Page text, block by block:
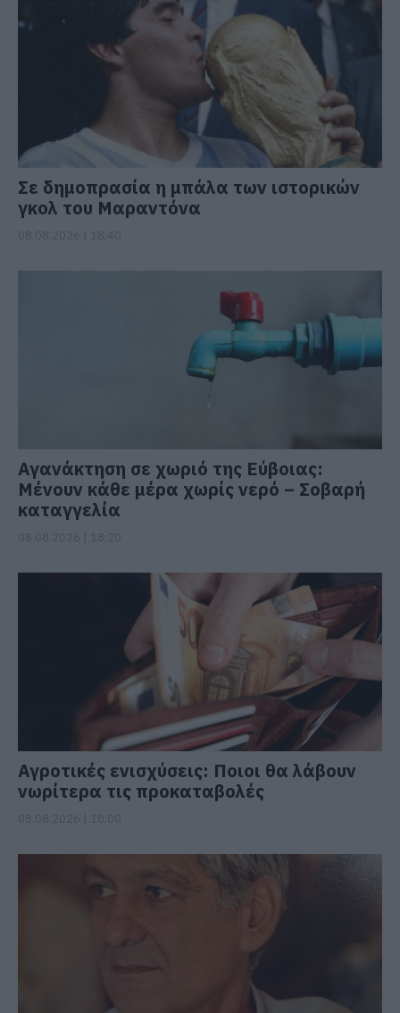
Σε δημοπρασία η μπάλα των ιστορικών
γκολ του Μαραντόνα
Αγανάκτηση σε χωριό της Εύβοιας:
Μένουν κάθε μέρα χωρίς νερό – Σοβαρή
καταγγελία
Αγροτικές ενισχύσεις: Ποιοι θα λάβουν
νωρίτερα τις προκαταβολές